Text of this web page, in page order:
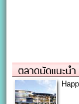
ตลาดนัดแนะนำ